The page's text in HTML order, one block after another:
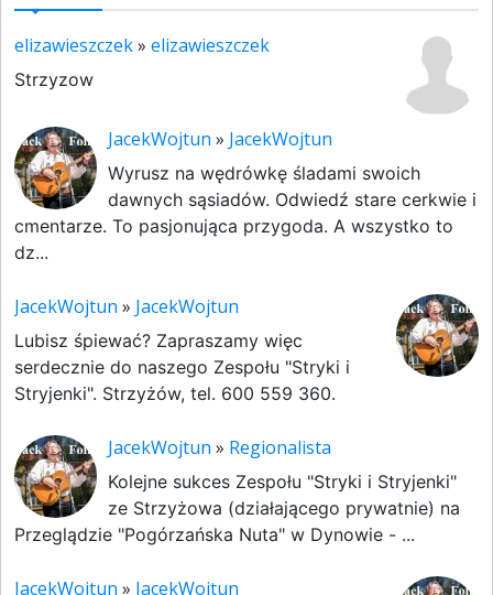
elizawieszczek» elizawieszczek
Strzyzow
JacekWojtun » JacekWojtun
Wyrusz na wędrówkę śladami swoich
dawnych sąsiadów. Odwiedź stare cerkwie i
cmentarze. To pasjonująca przygoda. A wszystko to
dz...
JacekWojtun » JacekWojtun
Lubisz śpiewać? Zapraszamy więc
serdecznie do naszego Zespołu "Stryki i
Stryjenki". Strzyżów, tel. 600 559 360.
JacekWojtun » Regionalista
Kolejne sukces Zespołu "Stryki i Stryjenki"
ze Strzyżowa (działającego prywatnie) na
Przeglądzie "Pogórzańska Nuta" w Dynowie - ...
JacekWojtun » JacekWojtun